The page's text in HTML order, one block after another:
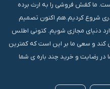
ما کفش فروشی را به ارث برده
شروع کردیم.هم اکنون تصمیم
دنیای مجازی شویم. کتونی اطلس
کند و سعی ما بر این است که کمترین
رضایت و خرید چند باره ی شما